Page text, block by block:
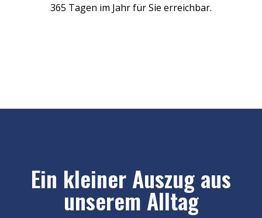
365 Tagen im Jahr für Sie erreichbar.
Ein kleiner Auszug aus
unserem Alltag